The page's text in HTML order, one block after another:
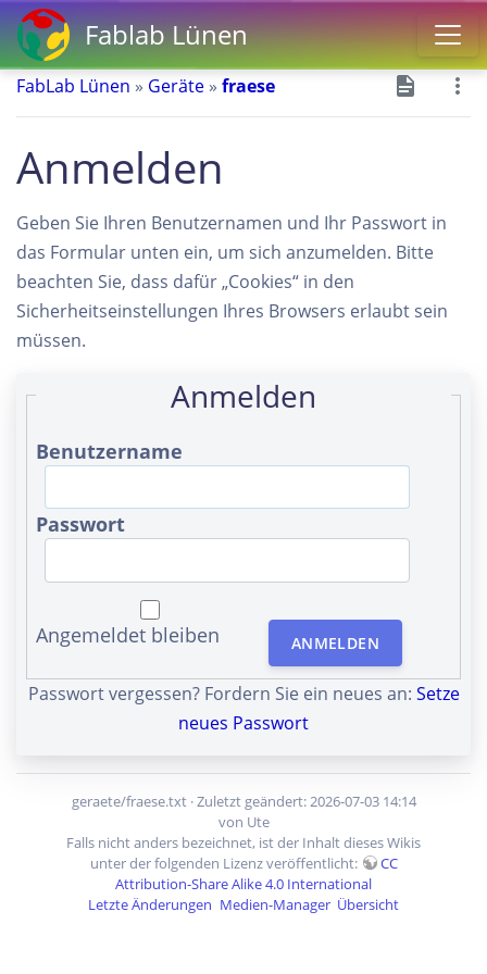
Fablab Lünen
FabLab Lünen » Geräte » fraese
Anmelden
Geben Sie Ihren Benutzernamen und Ihr Passwort in
das Formular unten ein, um sich anzumelden. Bitte
beachten Sie, dass dafür „Cookies“ in den
Sicherheitseinstellungen Ihres Browsers erlaubt sein
müssen.
Anmelden
Benutzername
Passwort
Angemeldet bleiben ANMELDEN
Passwort vergessen? Fordern Sie ein neues an: Setze
neues Passwort
geraete/fraese.txt· Zuletzt geändert: 2026-07-03 14:14
von Ute
Falls nicht anders bezeichnet, ist der Inhalt dieses Wikis
unter der folgenden Lizenz veröffentlicht:
CC
Attribution-Share Alike 4.0 International
Letzte Änderungen Medien-Manager Übersicht